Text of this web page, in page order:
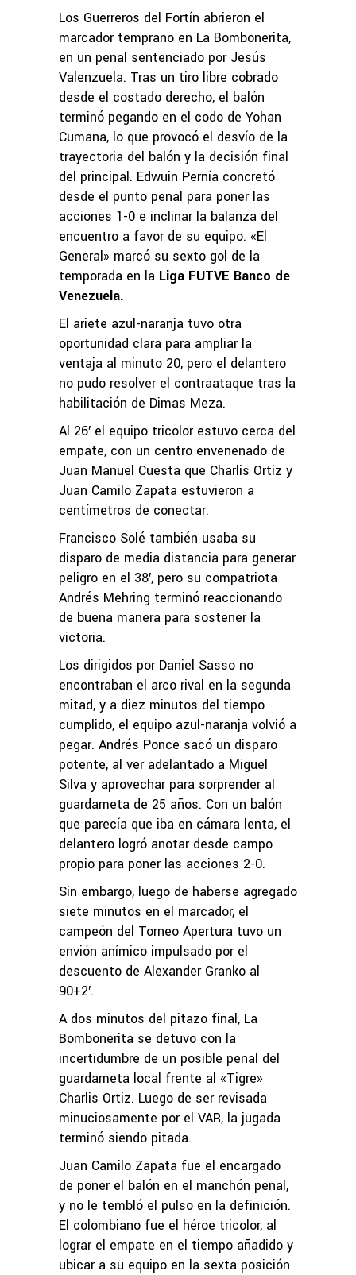
Los Guerreros del Fortín abrieron el
marcador temprano en La Bombonerita,
en un penal sentenciado por Jesús
Valenzuela. Tras un tiro libre cobrado
desde el costado derecho, el balón
terminó pegando en el codo de Yohan
Cumana, lo que provocó el desvío de la
trayectoria del balón y la decisión final
del principal. Edwuin Pernía concretó
desde el punto penal para poner las
acciones 1-0 e inclinar la balanza del
encuentro a favor de su equipo. «El
General» marcó su sexto gol de la
temporada en la Liga FUTVE Banco de
Venezuela.
El ariete azul-naranja tuvo otra
oportunidad clara para ampliar la
ventaja al minuto 20, pero el delantero
no pudo resolver el contraataque tras la
habilitación de Dimas Meza.
Al 26′ el equipo tricolor estuvo cerca del
empate, con un centro envenenado de
Juan Manuel Cuesta que Charlis Ortiz y
Juan Camilo Zapata estuvieron a
centímetros de conectar.
Francisco Solé también usaba su
disparo de media distancia para generar
peligro en el 38′, pero su compatriota
Andrés Mehring terminó reaccionando
de buena manera para sostener la
victoria.
Los dirigidos por Daniel Sasso no
encontraban el arco rival en la segunda
mitad, y a diez minutos del tiempo
cumplido, el equipo azul-naranja volvió a
pegar. Andrés Ponce sacó un disparo
potente, al ver adelantado a Miguel
Silva y aprovechar para sorprender al
guardameta de 25 años. Con un balón
que parecía que iba en cámara lenta, el
delantero logró anotar desde campo
propio para poner las acciones 2-0.
Sin embargo, luego de haberse agregado
siete minutos en el marcador, el
campeón del Torneo Apertura tuvo un
envión anímico impulsado por el
descuento de Alexander Granko al
90+2′.
A dos minutos del pitazo final, La
Bombonerita se detuvo con la
incertidumbre de un posible penal del
guardameta local frente al «Tigre»
Charlis Ortiz. Luego de ser revisada
minuciosamente por el VAR, la jugada
terminó siendo pitada.
Juan Camilo Zapata fue el encargado
de poner el balón en el manchón penal,
y no le tembló el pulso en la definición.
El colombiano fue el héroe tricolor, al
lograr el empate en el tiempo añadido y
ubicar a su equipo en la sexta posición